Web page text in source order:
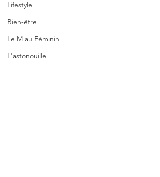
Lifestyle
Bien-être
Le M au Féminin
L'astonouille